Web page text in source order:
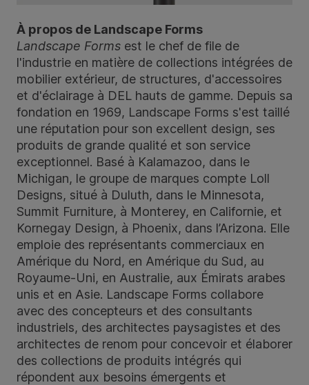
À propos de Landscape Forms
Landscape Forms est le chef de file de
l'industrie en matière de collections intégrées de
mobilier extérieur, de structures, d'accessoires
et d'éclairage à DEL hauts de gamme. Depuis sa
fondation en 1969, Landscape Forms s'est taillé
une réputation pour son excellent design, ses
produits de grande qualité et son service
exceptionnel. Basé à Kalamazoo, dans le
Michigan, le groupe de marques compte Loll
Designs, situé à Duluth, dans le Minnesota,
Summit Furniture, à Monterey, en Californie, et
Kornegay Design, à Phoenix, dans l’Arizona. Elle
emploie des représentants commerciaux en
Amérique du Nord, en Amérique du Sud, au
Royaume-Uni, en Australie, aux Émirats arabes
unis et en Asie. Landscape Forms collabore
avec des concepteurs et des consultants
industriels, des architectes paysagistes et des
architectes de renom pour concevoir et élaborer
des collections de produits intégrés qui
répondent aux besoins émergents et